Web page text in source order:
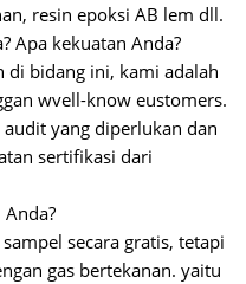
resin epoksi AB lem dll.
Apa kekuatan Anda?
di bidang ini, kami adalah
wvell-know eustomers.
yang diperlukan dan
sertifikasi dari
secara gratis, tetapi
gas bertekanan. yaitu